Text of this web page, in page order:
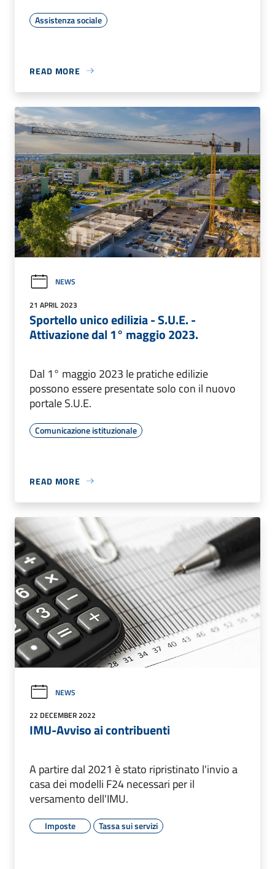
Assistenza sociale
READ MORE
NEWS
21 APRIL 2023
Sportello unico edilizia - S.U.E. -
Attivazione dal 1° maggio 2023.
Dal 1° maggio 2023 le pratiche edilizie
possono essere presentate solo con il nuovo
portale S.U.E.
Comunicazione istituzionale
READ MORE
NEWS
22 DECEMBER 2022
IMU-Avviso ai contribuenti
A partire dal 2021 è stato ripristinato l'invio a
casa dei modelli F24 necessari per il
versamento dell'IMU.
Imposte Tassa sui servizi